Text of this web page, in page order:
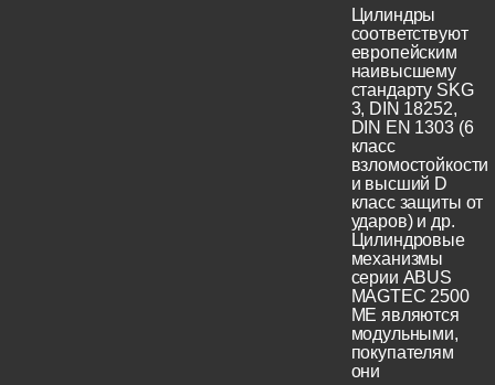
Цилиндры
соответствуют
европейским
наивысшему
стандарту SKG
3, DIN 18252,
DIN EN 1303 (6
класс
взломостойкости
и высший D
класс защиты от
ударов) и др.
Цилиндровые
механизмы
серии ABUS
MAGTEC 2500
ME являются
модульными,
покупателям
они